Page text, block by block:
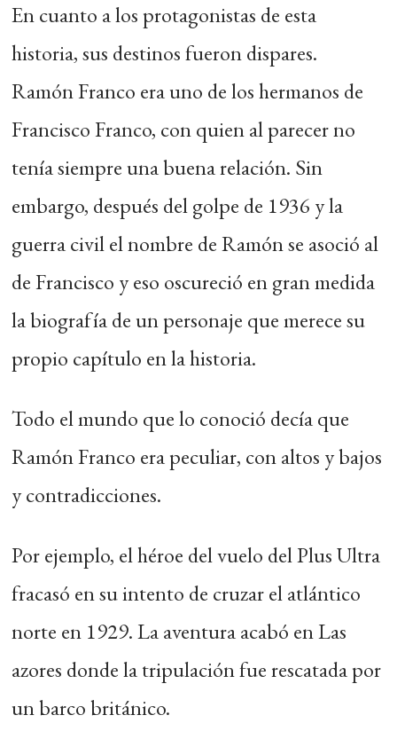
En cuanto a los protagonistas de esta
historia, sus destinos fueron dispares.
Ramón Franco era uno de los hermanos de
Francisco Franco, con quien al parecer no
tenía siempre una buena relación. Sin
embargo, después del golpe de 1936 y la
guerra civil el nombre de Ramón se asoció al
de Francisco y eso oscureció en gran medida
la biografía de un personaje que merece su
propio capítulo en la historia.
Todo el mundo que lo conoció decía que
Ramón Franco era peculiar, con altos y bajos
y contradicciones.
Por ejemplo, el héroe del vuelo del Plus Ultra
fracasó en su intento de cruzar el atlántico
norte en 1929. La aventura acabó en Las
azores donde la tripulación fue rescatada por
un barco británico.